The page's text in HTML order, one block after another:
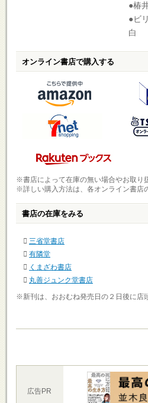
●椿
●ビ
白
オンライン書店で購入する
※書店によって在庫の無い場合やお取り
※詳しい購入方法は、各オンライン書店
書店の在庫をみる
三省堂書店
有隣堂
くまざわ書店
丸善ジュンク堂書店
※新刊は、おおむね発売日の２日後に店
広告PR